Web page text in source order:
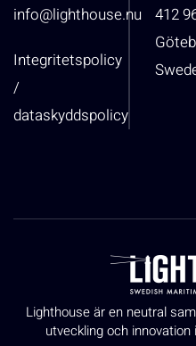
info@lighthouse.nu
Integritetspolicy
/
dataskyddspolicy
412
Lighthouse är en neutral
utveckling och